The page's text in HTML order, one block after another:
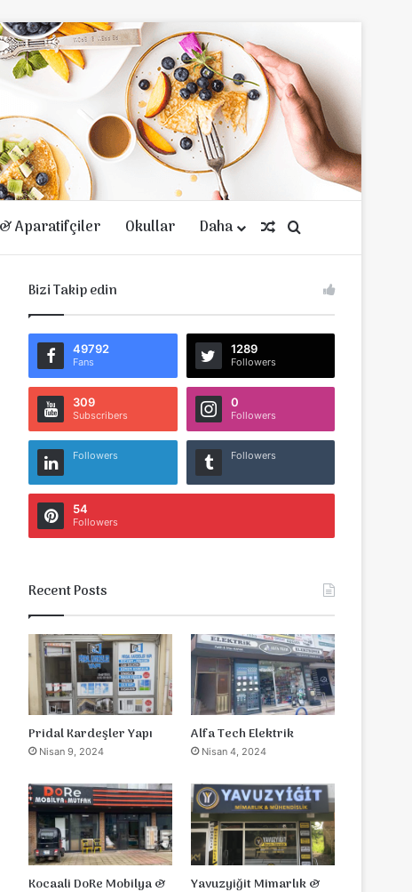
Aparatifçiler Okullar Daha Rastgele Makale
Bizi Takip edin
49792
Fans
1289
Followers
309
Subscribers
0
Followers
Followers Followers
54
Followers
Recent Posts
Pridal Kardeşler Yapı
Nisan 9, 2024
Alfa Tech Elektrik
Nisan 4, 2024
Kocaali DoRe Mobilya &
Yavuzyiğit Mimarlık &